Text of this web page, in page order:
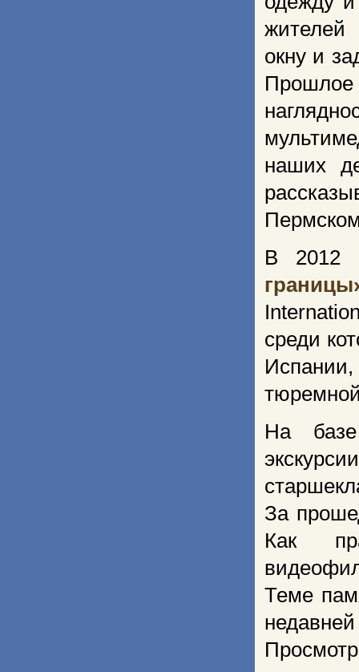
жителей
окну и
Прошлое
наших
В 2012
среди
На базе
За
Как
Теме